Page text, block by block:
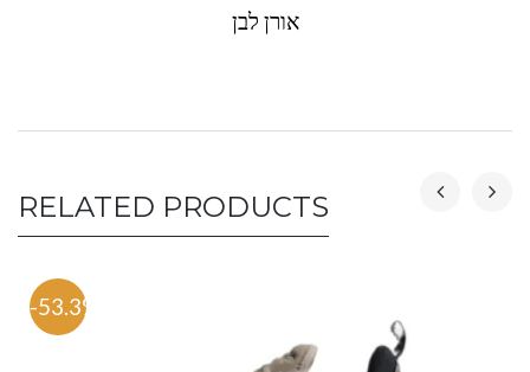
אורן לבן
RELATED PRODUCTS
-53.3%